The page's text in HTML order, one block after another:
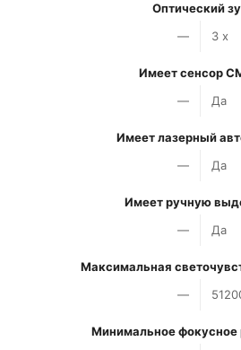
Оптический
—
3 x
Имеет сенсор
—
Да
Имеет лазерный
—
Да
Имеет ручную
—
Да
Максимальная
—
Минимальное фокусное